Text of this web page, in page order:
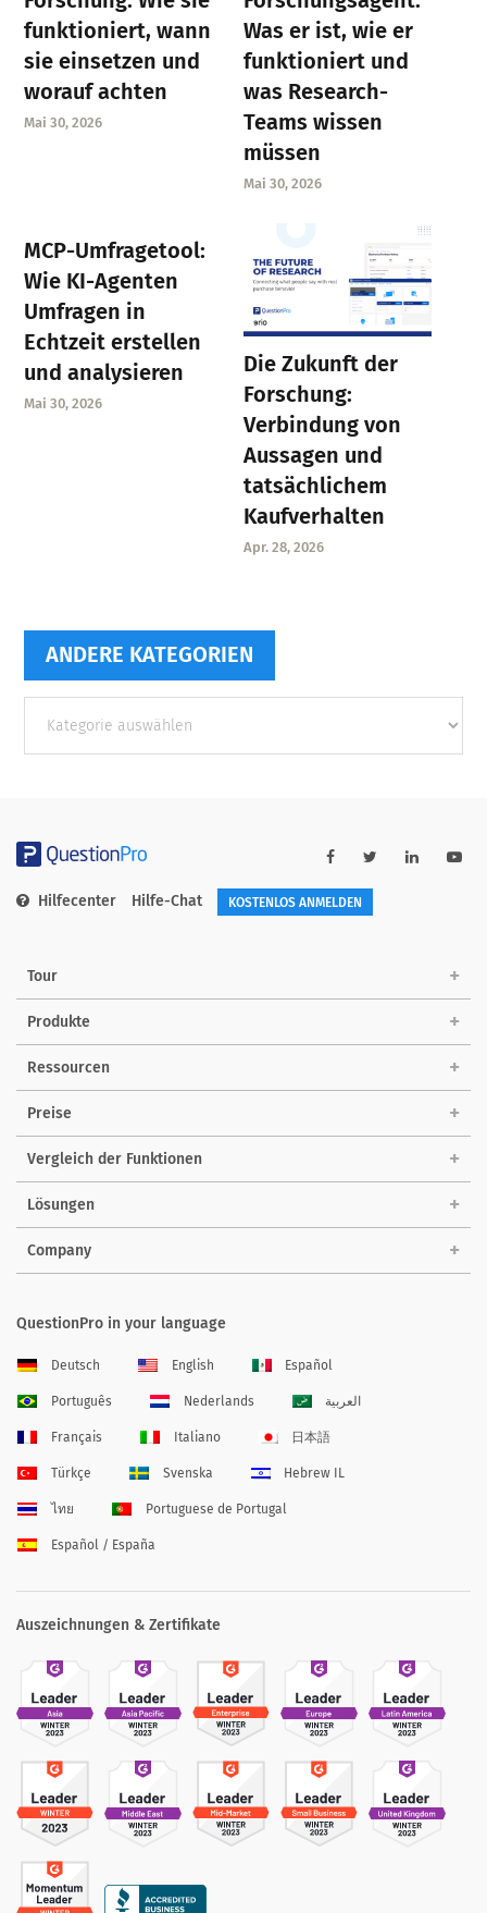
funktioniert, wann
sie einsetzen und
worauf achten
Mai 30, 2026
Was er ist, wie er
funktioniert und
was Research-
Teams wissen
müssen
Mai 30, 2026
MCP-Umfragetool:
Wie KI-Agenten
Umfragen in
Echtzeit erstellen
und analysieren
Mai 30, 2026
Die Zukunft der
Forschung:
Verbindung von
Aussagen und
tatsächlichem
Kaufverhalten
Apr. 28, 2026
ANDERE KATEGORIEN
Kategorien
Hilfecenter Hilfe-Chat KOSTENLOS ANMELDEN
Tour
Produkte
Ressourcen
Preise
Vergleich der Funktionen
Lösungen
Company
QuestionPro in your language
Deutsch English Español
Português Nederlands العربية
Français Italiano 日本語
Türkçe Svenska Hebrew IL
ไทย Portuguese de Portugal
Español / España
Auszeichnungen & Zertifikate